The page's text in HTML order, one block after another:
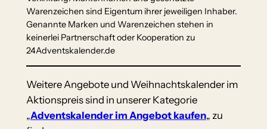
Warenzeichen sind Eigentum ihrer jeweiligen Inhaber.
Genannte Marken und Warenzeichen stehen in
keinerlei Partnerschaft oder Kooperation zu
24Adventskalender.de
Weitere Angebote und Weihnachtskalender im
Aktionspreis sind in unserer Kategorie
„Adventskalender im Angebot kaufen„ zu